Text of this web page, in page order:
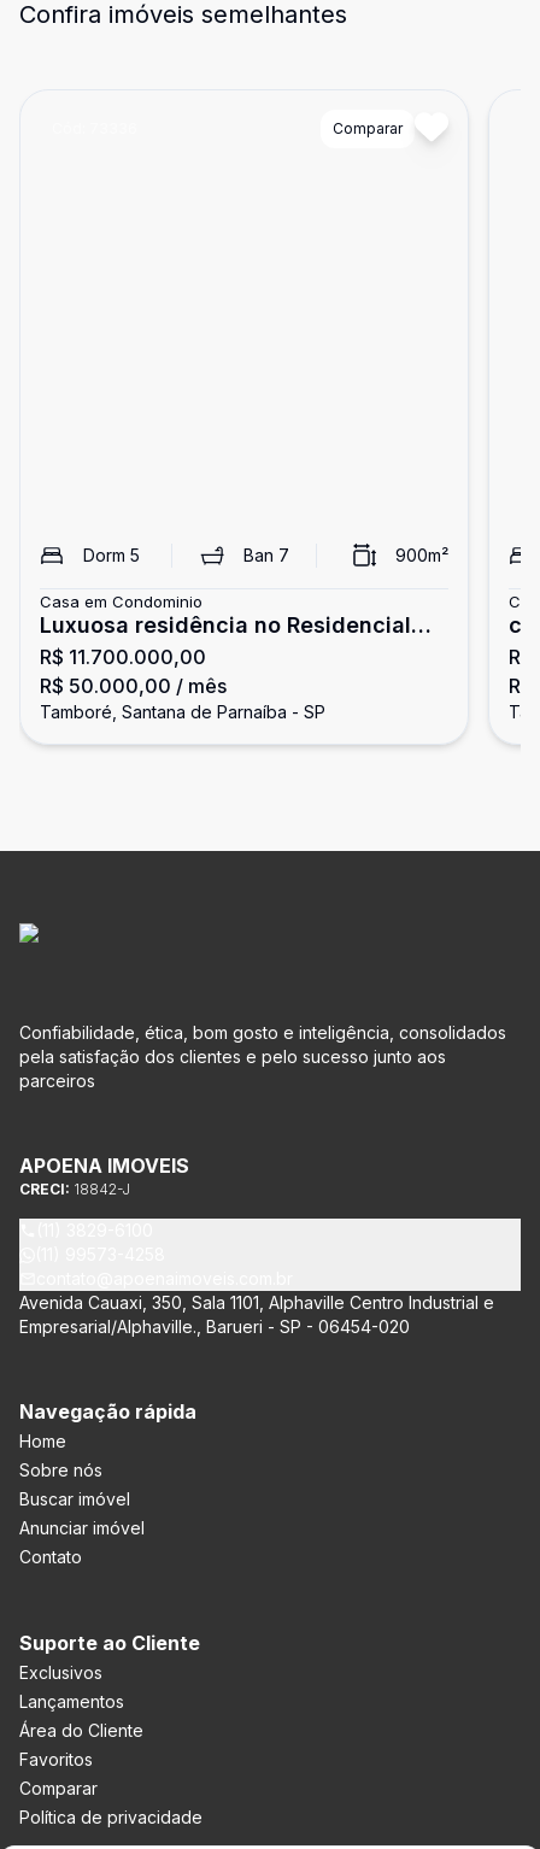
Confira imóveis semelhantes
Comparar
Dorm 5 Ban 7 900m²
Casa em Condominio
Luxuosa residência no Residencial
Tamboré 3
R$ 11.700.000,00
R$ 50.000,00 / mês
Tamboré, Santana de Parnaíba - SP
Confiabilidade, ética, bom gosto e inteligência, consolidados
pela satisfação dos clientes e pelo sucesso junto aos
parceiros
APOENA IMOVEIS
CRECI: 18842-J
Avenida Cauaxi, 350, Sala 1101, Alphaville Centro Industrial e
Empresarial/Alphaville., Barueri - SP - 06454-020
Navegação rápida
Home
Sobre nós
Buscar imóvel
Anunciar imóvel
Contato
Suporte ao Cliente
Exclusivos
Lançamentos
Área do Cliente
Favoritos
Comparar
Política de privacidade